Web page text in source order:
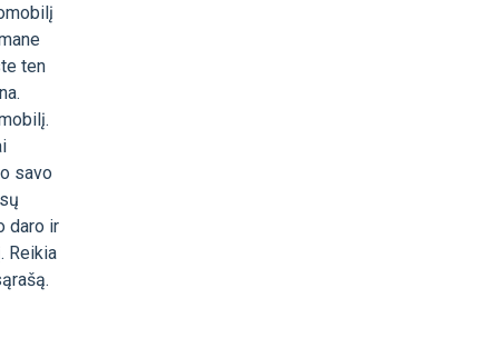
ten
savo
daro ir
Reikia